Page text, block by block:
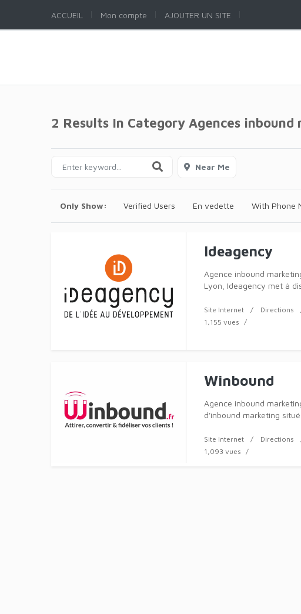
ACCUEIL Mon compte AJOUTER UN SITE
2 Results In Category Agences inbound
Near Me
Only Show: Verified Users En vedette With Phone
Ideagency
Agence inbound
Lyon, Ideagency met à
Site Internet Directions
1,155 vues
Winbound
Agence inbound
d'inbound marketing
Site Internet Directions
1,093 vues